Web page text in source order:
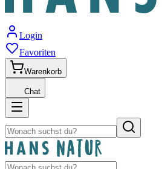
Login
Favoriten
Warenkorb
Chat